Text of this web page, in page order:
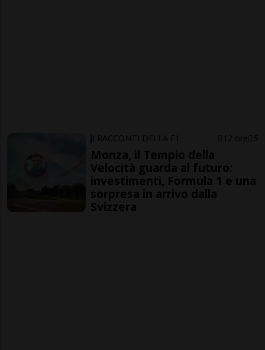
I RACCONTI DELLA F1 12 ore 5
Monza, il Tempio della
Velocità guarda al futuro:
investimenti, Formula 1 e una
sorpresa in arrivo dalla
Svizzera